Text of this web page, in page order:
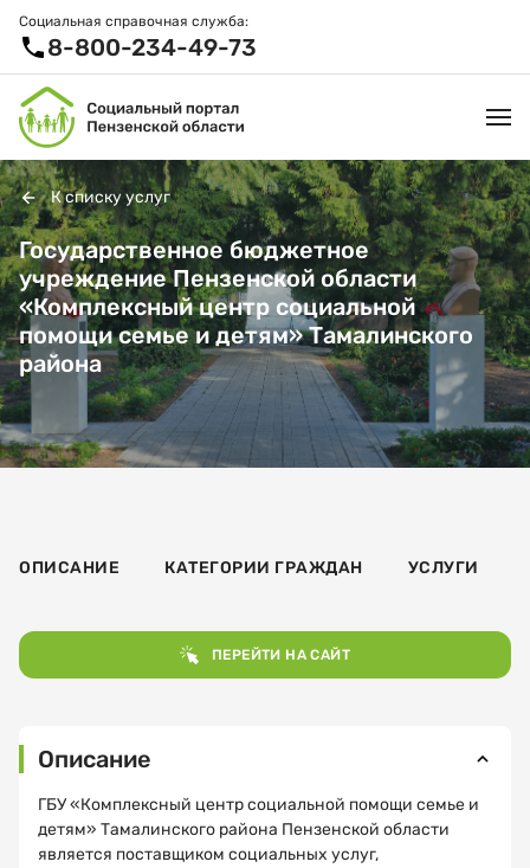
Социальная справочная служба:
8-800-234-49-73
УСЛУГИ И ЛЬГОТЫ
ОРГАНИЗАЦИИ
ПРОЕКТЫ И СЕРВИСЫ
АКТИВНОЕ ДОЛГОЛЕТИЕ
СПРАВОЧНАЯ СЛУЖБА
К списку услуг
Государственное бюджетное
учреждение Пензенской области
«Комплексный центр социальной
помощи семье и детям» Тамалинского
района
ОПИСАНИЕ КАТЕГОРИИ ГРАЖДАН УСЛУГИ
ПЕРЕЙТИ НА САЙТ
Описание
ГБУ «Комплексный центр социальной помощи семье и
детям» Тамалинского района Пензенской области
является поставщиком социальных услуг,